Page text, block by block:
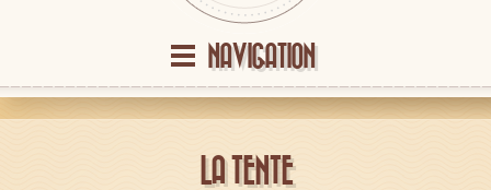
NAVIGATION
LA TENTE